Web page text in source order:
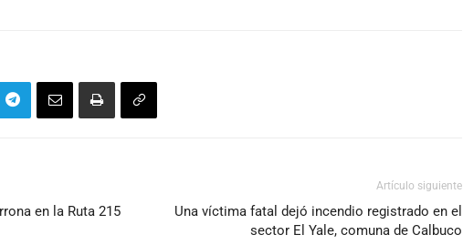
en la Ruta 215
Artículo siguiente
Una víctima fatal dejó incendio registrado en el
sector El Yale, comuna de Calbuco